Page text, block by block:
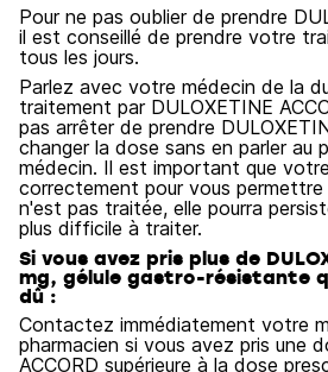
Pour ne pas oublier de prendre
il est conseillé de prendre votre
tous les jours.
Parlez avec votre médecin de la
traitement par DULOXETINE
pas arrêter de prendre
changer la dose sans en parler au
médecin. Il est important que
correctement pour vous permettre
n'est pas traitée, elle pourra
plus difficile à traiter.
Si vous avez pris plus de
mg, gélule gastro-résistante
dû :
Contactez immédiatement votre
pharmacien si vous avez pris une
ACCORD supérieure à la dose